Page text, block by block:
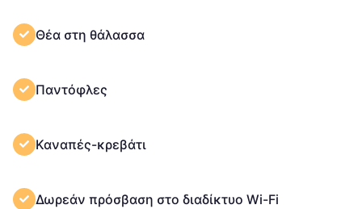
Θέα στη θάλασσα
Παντόφλες
Καναπές-κρεβάτι
Δωρεάν πρόσβαση στο διαδίκτυο Wi-Fi